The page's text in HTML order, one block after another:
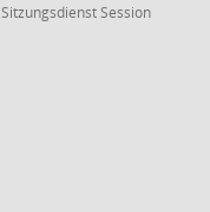
SitzungsdienstSession(Wird in